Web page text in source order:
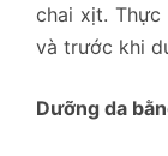
chai xịt. Thực
và trước khi
Dưỡng da